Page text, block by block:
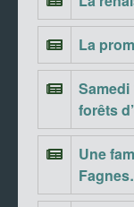
La
Samedi
forêts
Une